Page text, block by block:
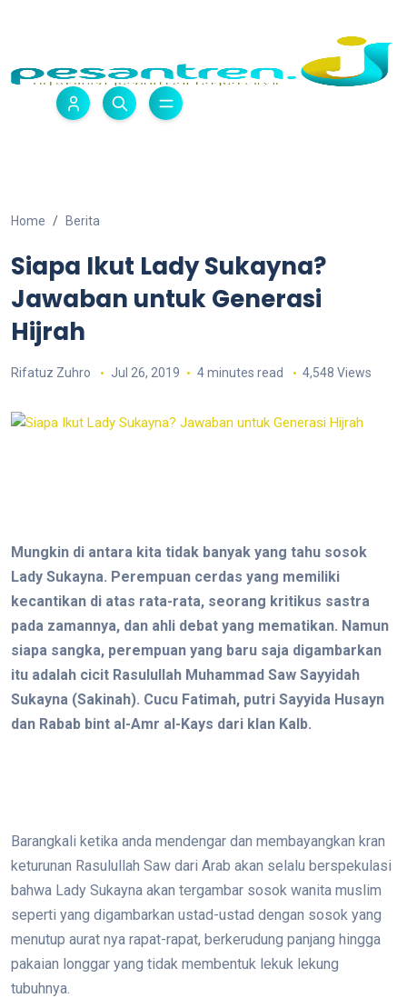
Home Berita
Siapa Ikut Lady Sukayna?
Jawaban untuk Generasi
Hijrah
Rifatuz Zuhro Jul 26, 2019 4 minutes read 4,548 Views
Mungkin di antara kita tidak banyak yang tahu sosok
Lady Sukayna. Perempuan cerdas yang memiliki
kecantikan di atas rata-rata, seorang kritikus sastra
pada zamannya, dan ahli debat yang mematikan. Namun
siapa sangka, perempuan yang baru saja digambarkan
itu adalah cicit Rasulullah Muhammad Saw Sayyidah
Sukayna (Sakinah). Cucu Fatimah, putri Sayyida Husayn
dan Rabab bint al-Amr al-Kays dari klan Kalb.
Barangkali ketika anda mendengar dan membayangkan kran
keturunan Rasulullah Saw dari Arab akan selalu berspekulasi
bahwa Lady Sukayna akan tergambar sosok wanita muslim
seperti yang digambarkan ustad-ustad dengan sosok yang
menutup aurat nya rapat-rapat, berkerudung panjang hingga
pakaian longgar yang tidak membentuk lekuk lekung
tubuhnya.